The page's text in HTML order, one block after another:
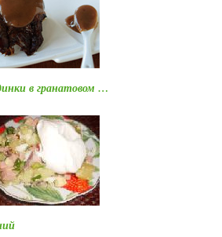
в гранатовом …